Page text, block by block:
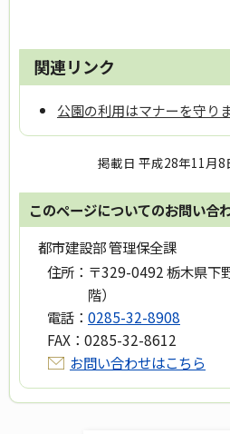
関連リンク
公園の利用はマナーを守り
掲載日 平成28年11月8
このページについてのお問い合
都市建設部 管理保全課
住所： 〒329-0492 栃木県下
階）
電話： 0285-32-8908
FAX： 0285-32-8612
お問い合わせはこちら